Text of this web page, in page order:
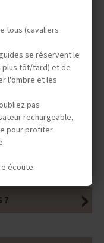
?
tous (cavaliers
se réservent le
tôt/tard) et de
l'ombre et les
pas
rechargeable,
pour profiter
écoute.